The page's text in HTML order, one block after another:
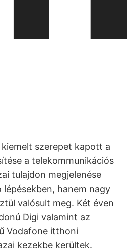
szerepet kapott a
a telekommunikációs
tulajdon megjelenése
hanem nagy
valósult meg. Két éven
Digi valamint az
Vodafone itthoni
kezekbe kerültek.